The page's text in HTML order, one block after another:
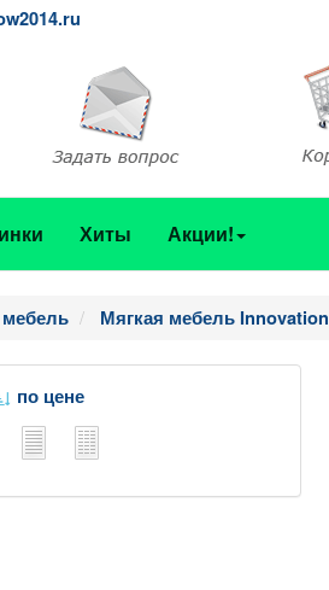
Хиты Акции!
Мягкая мебель Innovation
по цене